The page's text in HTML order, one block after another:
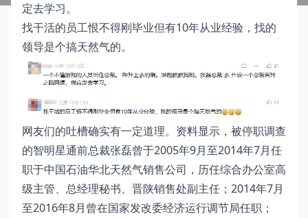
定去学习。
找干活的员工恨不得刚毕业但有10年从业经验，找的
领导是个搞天然气的。
网友们的吐槽确实有一定道理。资料显示，被停职调查
的智明星通前总裁张磊曾于2005年9月至2014年7月任
职于中国石油华北天然气销售公司，历任综合办公室高
级主管、总经理秘书、晋陕销售处副主任；2014年7月
至2016年8月曾在国家发改委经济运行调节局任职；